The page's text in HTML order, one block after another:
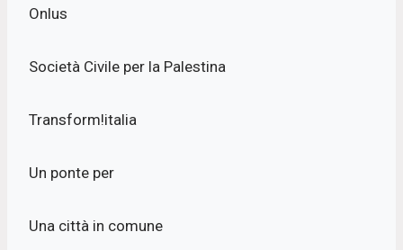
Onlus
Società Civile per la Palestina
Transform!italia
Un ponte per
Una città in comune